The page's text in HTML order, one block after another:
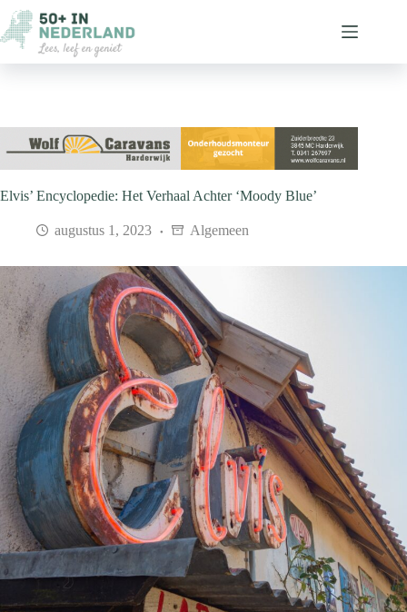
naar
de
inhoud
Elvis’ Encyclopedie: Het Verhaal Achter ‘Moody Blue’
augustus 1, 2023 Algemeen